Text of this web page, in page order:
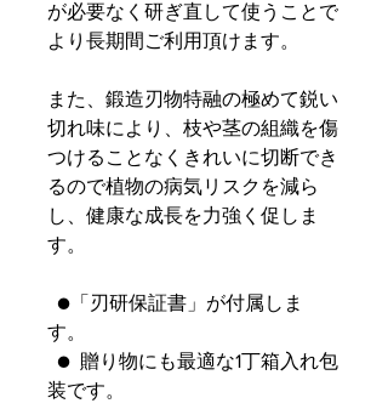
が必要なく研ぎ直して使うことで
より長期間ご利用頂けます。
また、鍛造刃物特融の極めて鋭い
切れ味により、枝や茎の組織を傷
つけることなくきれいに切断でき
るので植物の病気リスクを減ら
し、健康な成長を力強く促しま
す。
●「刃研保証書」が付属しま
す。
● 贈り物にも最適な1丁箱入れ包
装です。